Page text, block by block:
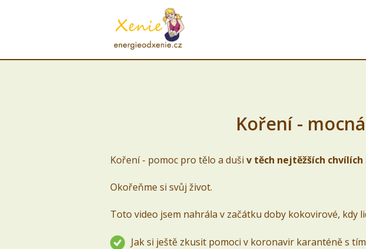
Koření -
Koření - pomoc pro tělo a duši v těch nejtěžších
Okořeňme si svůj život.
Toto video jsem nahrála v začátku doby kokovirové, kdy
Jak si ještě zkusit pomoci v koronavir karanténě s